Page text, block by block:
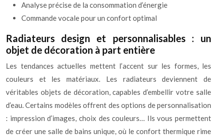
Analyse précise de la consommation d’énergie
Commande vocale pour un confort optimal
Radiateurs design et personnalisables : un
objet de décoration à part entière
Les tendances actuelles mettent l’accent sur les formes, les
couleurs et les matériaux. Les radiateurs deviennent de
véritables objets de décoration, capables d’embellir votre salle
d’eau. Certains modèles offrent des options de personnalisation
: impression d’images, choix des couleurs… Ils vous permettent
de créer une salle de bains unique, où le confort thermique rime